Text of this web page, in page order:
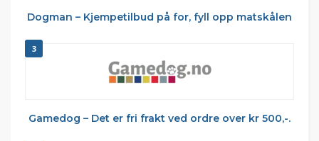
Dogman – Kjempetilbud på for, fyll opp matskålen
3
Gamedog – Det er fri frakt ved ordre over kr 500,-.